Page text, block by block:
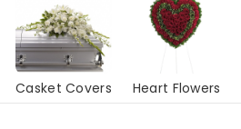
Casket Covers Heart Flowers